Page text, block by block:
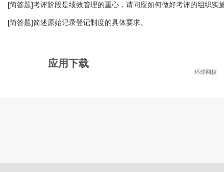
[简答题]考评阶段是绩效管理的重心，请问应如何做好考评的组织实
[简答题]简述原始记录登记制度的具体要求。
应用下载
环球网校